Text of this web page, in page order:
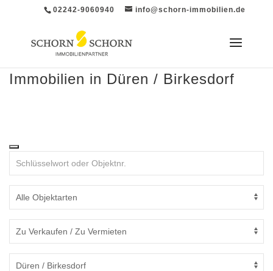
02242-9060940 info@schorn-immobilien.de
Immobilien in Düren / Birkesdorf